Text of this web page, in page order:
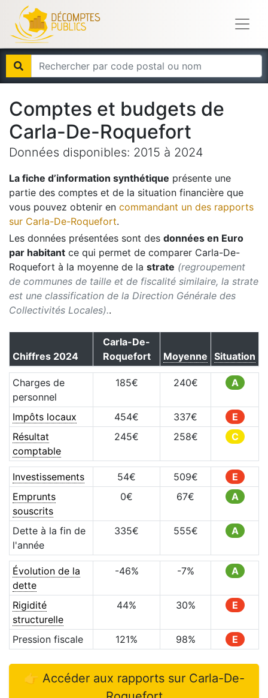
Comptes et budgets de
Carla-De-Roquefort
Données disponibles: 2015 à 2024
La fiche d’information synthétique présente une
partie des comptes et de la situation financière que
vous pouvez obtenir en commandant un des rapports
sur Carla-De-Roquefort.
Les données présentées sont des données en Euro
par habitant ce qui permet de comparer Carla-De-
Roquefort à la moyenne de la strate (regroupement
de communes de taille et de fiscalité similaire, la strate
est une classification de la Direction Générale des
Collectivités Locales)..
Chiffres 2024
Carla-De-
Roquefort
Moyenne Situation
Charges de
personnel
185€ 240€ A
Impôts locaux 454€ 337€
E
Résultat
comptable
245€ 258€ C
Investissements 54€ 509€
E
Emprunts
souscrits
0€ 67€ A
Dette à la fin de
l'année
335€ 555€ A
Évolution de la
dette
-46% -7% A
Rigidité
structurelle
44% 30% E
Pression fiscale 121% 98% E
👉 Accéder aux rapports sur Carla-De-